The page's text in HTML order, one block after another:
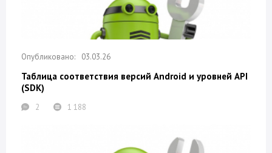
03.03.26
Таблица соответствия версий Android и уровней API
(SDK)
2 1 188